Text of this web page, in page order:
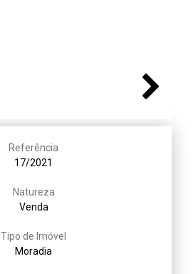
Referência
17/2021
Natureza
Venda
Tipo de Imóvel
Moradia